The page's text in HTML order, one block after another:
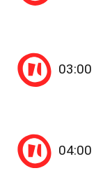
03:00
04:00